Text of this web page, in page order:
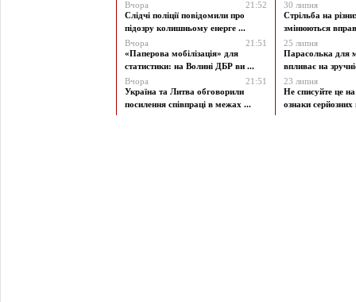
Вчора
21:52
Слідчі поліції повідомили про
підозру колишньому енерге ...
Вчора
21:51
«Паперова мобілізація» для
статистики: на Волині ДБР ви ...
Вчора
21:51
Україна та Литва обговорили
посилення співпраці в межах ...
30 липня
Стрільба на
змінюються
25 липня
Парасолька для
впливає на
23 липня
Не списуйте це
ознаки